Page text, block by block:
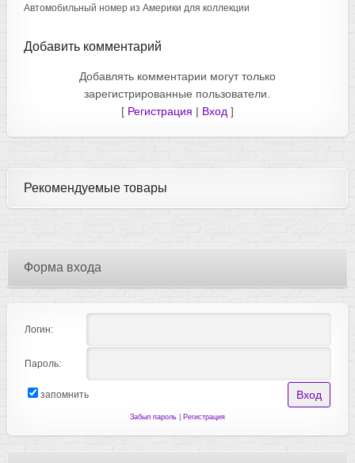
Автомобильный номер из Америки для коллекции
Добавить комментарий
Добавлять комментарии могут только
зарегистрированные пользователи.
[ Регистрация | Вход ]
Рекомендуемые товары
Форма входа
Логин:
Пароль:
запомнить
Забыл пароль| Регистрация